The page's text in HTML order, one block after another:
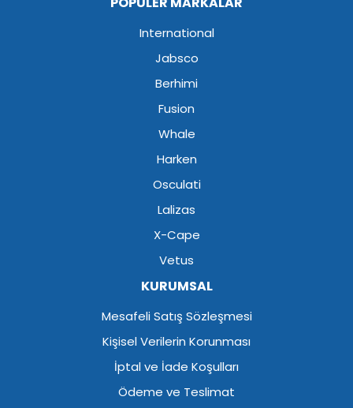
International
Jabsco
Berhimi
Fusion
Whale
Harken
Osculati
Lalizas
X-Cape
Vetus
KURUMSAL
Mesafeli Satış Sözleşmesi
Kişisel Verilerin Korunması
İptal ve İade Koşulları
Ödeme ve Teslimat